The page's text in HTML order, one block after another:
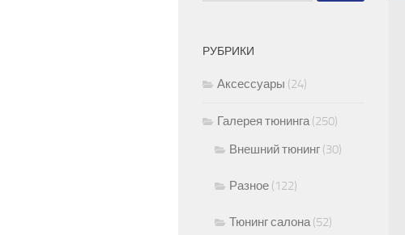
РУБРИКИ
Аксессуары (24)
Галерея тюнинга(250)
Внешний тюнинг (30)
Разное (122)
Тюнинг салона(52)